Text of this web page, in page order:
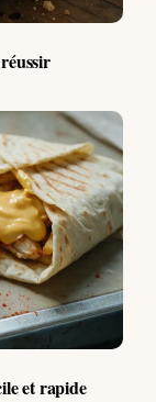
et rapide